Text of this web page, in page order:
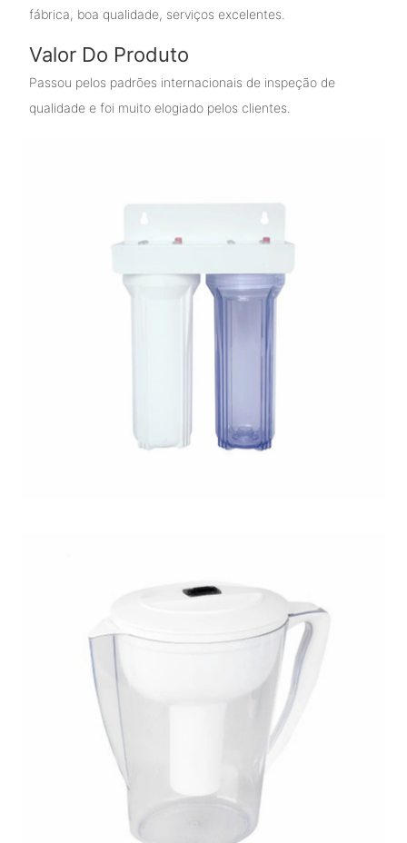
fábrica, boa qualidade, serviços excelentes.
Valor Do Produto
Passou pelos padrões internacionais de inspeção de
qualidade e foi muito elogiado pelos clientes.